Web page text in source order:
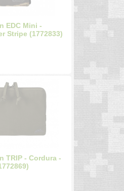
EDC Mini -
Stripe (1772833)
TRIP - Cordura -